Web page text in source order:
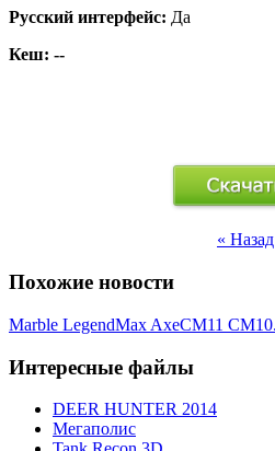
Русский интерфейс: Да
Кеш: --
« Назад
Похожие новости
Marble LegendMax AxeCM11
Интересные файлы
DEER HUNTER 2014
Мегаполис